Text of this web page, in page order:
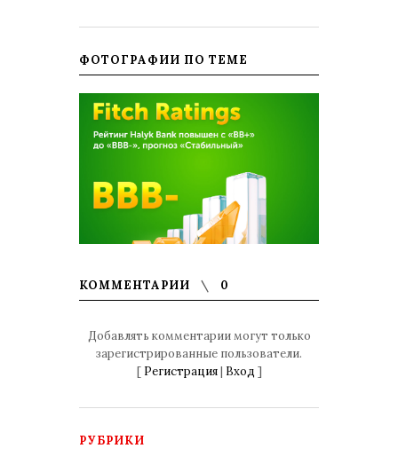
ФОТОГРАФИИ ПО ТЕМЕ
КОММЕНТАРИИ 0
Добавлять комментарии могут только
зарегистрированные пользователи.
[ Регистрация| Вход ]
РУБРИКИ